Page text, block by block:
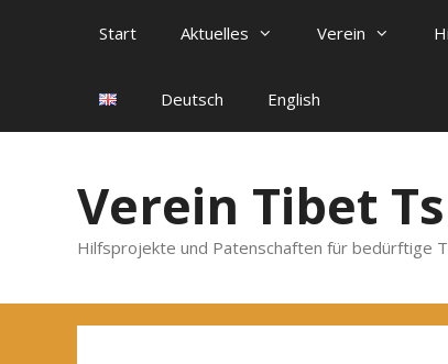
Start Aktuelles Verein
Deutsch English
Verein Tibet
Hilfsprojekte und Patenschaften für bedürftige